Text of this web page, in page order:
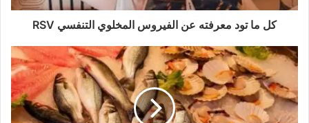
ر
ي
كل ما تود معرفته عن الفيروس المخلوي التنفسي RSV